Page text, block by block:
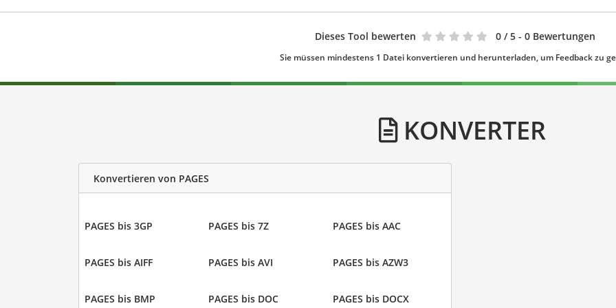
Dieses Tool bewerten 0 / 5 - 0 Bewertungen
Sie müssen mindestens 1 Datei konvertieren und herunterladen, um Feedback zu
KONVERTER
Konvertieren von PAGES
PAGES bis 3GP PAGES bis 7Z PAGES bis AAC
PAGES bis AIFF PAGES bis AVI PAGES bis AZW3
PAGES bis BMP PAGES bis DOC PAGES bis DOCX